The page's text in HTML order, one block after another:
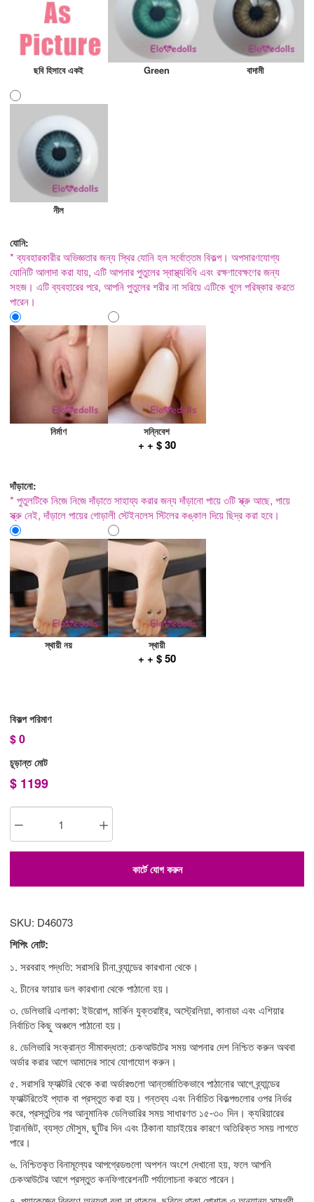
ছবি হিসাবে একই Green বাদামী
নীল
যোনি:
* ব্যবহারকারীর অভিজ্ঞতার জন্য স্থির যোনি হল সর্বোত্তম বিকল্প। অপসারণযোগ্য
যোনিটি আলাদা করা যায়, এটি আপনার পুতুলের স্বাস্থ্যবিধি এবং রক্ষণাবেক্ষণের জন্য
সহজ। এটি ব্যবহারের পরে, আপনি পুতুলের শরীর না সরিয়ে এটিকে খুলে পরিষ্কার করতে
পারেন।
নির্মাণ সন্নিবেশ
+ + $ 30
দাঁড়ানো:
* পুতুলটিকে নিজে নিজে দাঁড়াতে সাহায্য করার জন্য দাঁড়ানো পায়ে ৩টি স্ক্রু আছে, পায়ে
স্ক্রু নেই, দাঁড়ালে পায়ের গোড়ালী স্টেইনলেস স্টিলের কঙ্কাল দিয়ে ছিদ্র করা হবে।
স্থায়ী নয় স্থায়ী
+ + $ 50
বিকল্প পরিমাণ
$0
চূড়ান্ত মোট
$ 1199
কার্টে যোগ করুন
SKU: D46073
শিপিং নোট:
১. সরবরাহ পদ্ধতি: সরাসরি চীনা ব্র্যান্ডের কারখানা থেকে।
২. চীনের ফায়ার ডল কারখানা থেকে পাঠানো হয়।
৩. ডেলিভারি এলাকা: ইউরোপ, মার্কিন যুক্তরাষ্ট্র, অস্ট্রেলিয়া, কানাডা এবং এশিয়ার
নির্বাচিত কিছু অঞ্চলে পাঠানো হয়।
৪. ডেলিভারি সংক্রান্ত সীমাবদ্ধতা: চেকআউটের সময় আপনার দেশ নিশ্চিত করুন অথবা
অর্ডার করার আগে আমাদের সাথে যোগাযোগ করুন।
৫. সরাসরি ফ্যাক্টরি থেকে করা অর্ডারগুলো আন্তর্জাতিকভাবে পাঠানোর আগে ব্র্যান্ডের
ফ্যাক্টরিতেই প্যাক বা প্রস্তুত করা হয়। গন্তব্য এবং নির্বাচিত বিকল্পগুলোর ওপর নির্ভর
করে, প্রস্তুতির পর আনুমানিক ডেলিভারির সময় সাধারণত ১৫-৩০ দিন। ক্যরিয়ারের
ট্রানজিট, ব্যস্ত মৌসুম, ছুটির দিন এবং ঠিকানা যাচাইয়ের কারণে অতিরিক্ত সময় লাগতে
পারে।
৬. নিশ্চিতকৃত বিনামূল্যের আপগ্রেডগুলো অপশন অংশে দেখানো হয়, ফলে আপনি
চেকআউটের আগে প্রস্তুত কনফিগারেশনটি পর্যালোচনা করতে পারেন।